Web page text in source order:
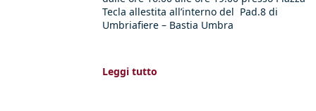
Tecla allestita all’interno del Pad.8 di
Umbriafiere – Bastia Umbra
Leggi tutto